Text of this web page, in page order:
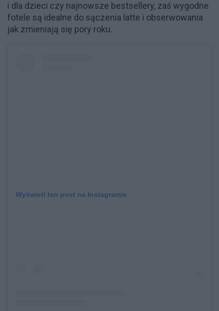
i dla dzieci czy najnowsze bestsellery, zaś wygodne
fotele są idealne do sączenia latte i obserwowania
jak zmieniają się pory roku.
Wyświetl ten post na Instagramie